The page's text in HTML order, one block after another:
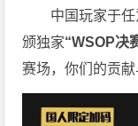
中国玩家于
颁独家“WSOP决
赛场，你们的贡献